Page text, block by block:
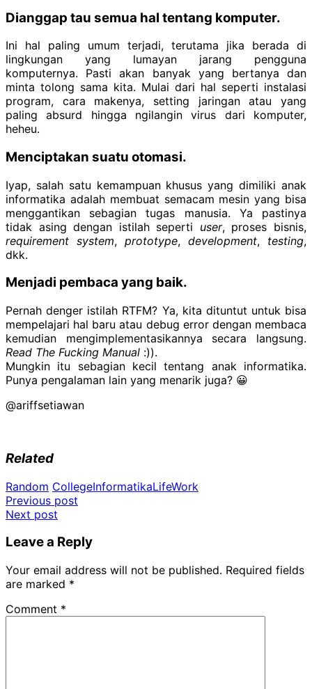
Dianggap tau semua hal tentang komputer.
Ini hal paling umum terjadi, terutama jika berada di
lingkungan yang lumayan jarang pengguna
komputernya. Pasti akan banyak yang bertanya dan
minta tolong sama kita. Mulai dari hal seperti instalasi
program, cara makenya, setting jaringan atau yang
paling absurd hingga ngilangin virus dari komputer,
heheu.
Menciptakan suatu otomasi.
Iyap, salah satu kemampuan khusus yang dimiliki anak
informatika adalah membuat semacam mesin yang bisa
menggantikan sebagian tugas manusia. Ya pastinya
tidak asing dengan istilah seperti user, proses bisnis,
requirement system, prototype, development, testing,
dkk.
Menjadi pembaca yang baik.
Pernah denger istilah RTFM? Ya, kita dituntut untuk bisa
mempelajari hal baru atau debug error dengan membaca
kemudian mengimplementasikannya secara langsung.
Read The Fucking Manual :)).
Mungkin itu sebagian kecil tentang anak informatika.
Punya pengalaman lain yang menarik juga? 😀
@ariffsetiawan
Related
Random CollegeInformatikaLifeWork
Post
navigation
Previous post
Next post
Leave a Reply
Your email address will not be published. Required fields
are marked *
Comment *